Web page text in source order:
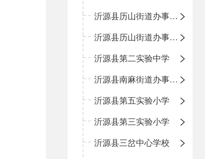
沂源县历山街道办事处荆山路小学
沂源县历山街道办事处鲁山路小学
沂源县第二实验中学
沂源县南麻街道办事处中心小学
沂源县第五实验小学
沂源县第三实验小学
沂源县三岔中心学校